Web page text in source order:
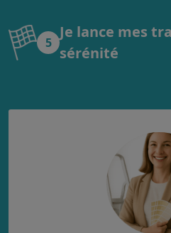
5
Je lance mes
sérénité